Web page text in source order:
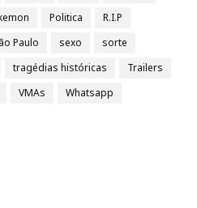
Politica
R.I.P
Paulo sexo
sorte
tragédias históricas
Trailers
VMAs
Whatsapp